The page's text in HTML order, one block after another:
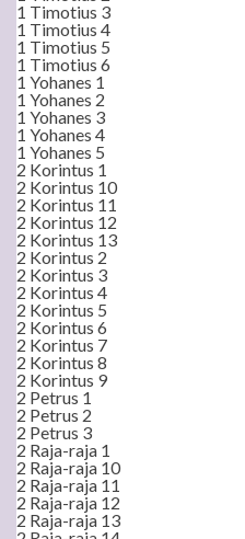
1 Timotius 3
1 Timotius 4
1 Timotius 5
1 Timotius 6
1 Yohanes 1
1 Yohanes 2
1 Yohanes 3
1 Yohanes 4
1 Yohanes 5
2 Korintus 1
2 Korintus 10
2 Korintus 11
2 Korintus 12
2 Korintus 13
2 Korintus 2
2 Korintus 3
2 Korintus 4
2 Korintus 5
2 Korintus 6
2 Korintus 7
2 Korintus 8
2 Korintus 9
2 Petrus 1
2 Petrus 2
2 Petrus 3
2 Raja-raja 1
2 Raja-raja 10
2 Raja-raja 11
2 Raja-raja 12
2 Raja-raja 13